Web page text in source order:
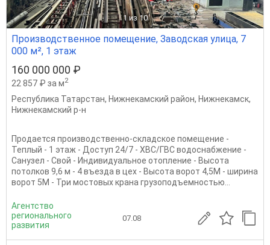
1 из 10
Производственное помещение, Заводская улица, 7
000 м², 1 этаж
160 000 000 ₽
22 857 ₽ за м2
Республика Татарстан, Нижнекамский район, Нижнекамск,
Нижнекамский р-н
Продается производственно-складское помещение -
Теплый - 1 этаж - Доступ 24/7 - ХВС/ГВС водоснабжение -
Санузел - Свой - Индивидуальное отопление - Высота
потолков 9,6 м - 4 въезда в цех - Высота ворот 4,5М - ширина
ворот 5М - Три мостовых крана грузоподъемностью...
Агентство
регионального
развития
07.08